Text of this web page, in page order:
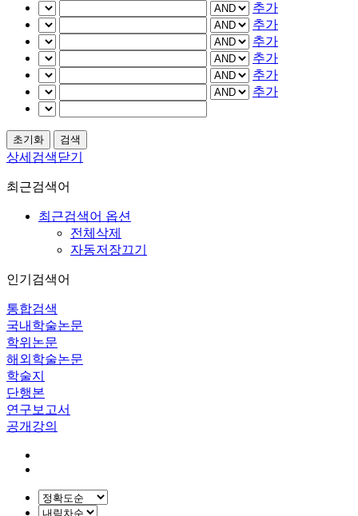
추가
추가
추가
추가
추가
추가
상세검색닫기
최근검색어
최근검색어 옵션
전체삭제
자동저장끄기
인기검색어
통합검색
국내학술논문
학위논문
해외학술논문
학술지
단행본
연구보고서
공개강의